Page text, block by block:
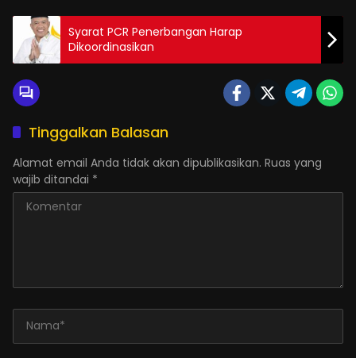
Syarat PCR Penerbangan Harap
Dikoordinasikan
Tinggalkan Balasan
Alamat email Anda tidak akan dipublikasikan. Ruas yang
wajib ditandai *